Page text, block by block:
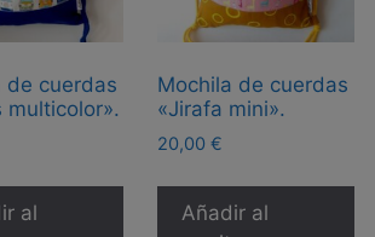
de cuerdas
multicolor».
al
Mochila de cuerdas
«Jirafa mini».
20,00 €
Añadir al